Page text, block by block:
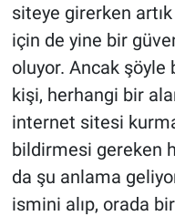
siteye girerken
için de yine bir
oluyor. Ancak
kişi, herhangi bir
internet sitesi
bildirmesi gereken
da şu anlama
ismini alıp, orada